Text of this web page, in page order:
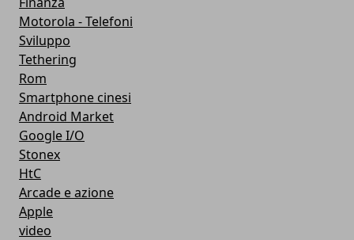
Motorola - Telefoni
Sviluppo
Tethering
Rom
Smartphone cinesi
Android Market
Google I/O
Stonex
HtC
Arcade e azione
Apple
video